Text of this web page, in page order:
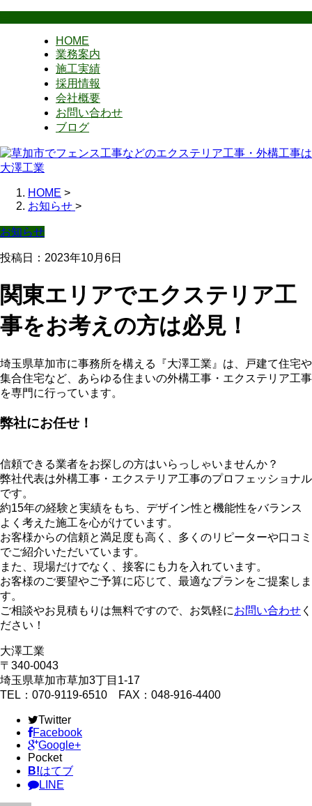
HOME
業務案内
施工実績
採用情報
会社概要
お問い合わせ
ブログ
HOME >
お知らせ >
お知らせ
投稿日：2023年10月6日
関東エリアでエクステリア工
事をお考えの方は必見！
埼玉県草加市に事務所を構える『大澤工業』は、戸建て住宅や
集合住宅など、あらゆる住まいの外構工事・エクステリア工事
を専門に行っています。
弊社にお任せ！
信頼できる業者をお探しの方はいらっしゃいませんか？
弊社代表は外構工事・エクステリア工事のプロフェッショナル
です。
約15年の経験と実績をもち、デザイン性と機能性をバランス
よく考えた施工を心がけています。
お客様からの信頼と満足度も高く、多くのリピーターや口コミ
でご紹介いただいています。
また、現場だけでなく、接客にも力を入れています。
お客様のご要望やご予算に応じて、最適なプランをご提案しま
す。
ご相談やお見積もりは無料ですので、お気軽にお問い合わせ く
ださい！
大澤工業
〒340-0043
埼玉県草加市草加3丁目1-17
TEL：070-9119-6510 FAX：048-916-4400
Twitter
Facebook
Google+
Pocket
B!はてブ
LINE